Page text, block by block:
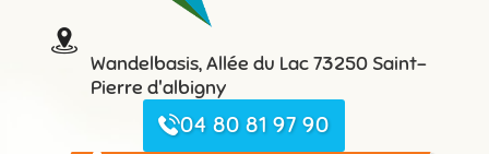
Wandelbasis, Allée du Lac 73250 Saint-
Pierre d'albigny
04 80 81 97 90